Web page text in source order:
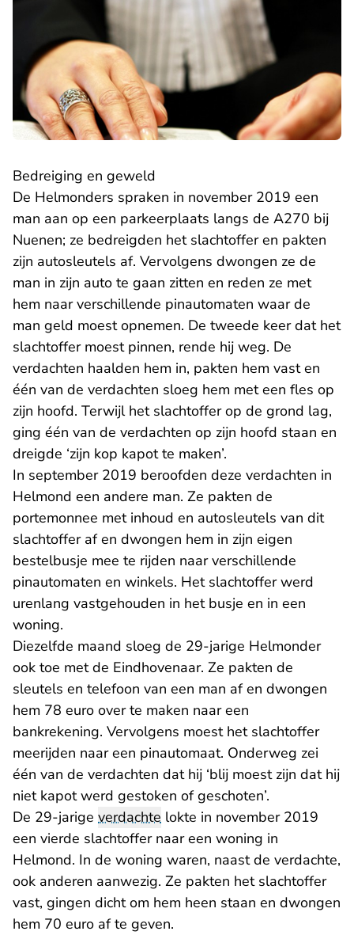
Bedreiging en geweld
De Helmonders spraken in november 2019 een
man aan op een parkeerplaats langs de A270 bij
Nuenen; ze bedreigden het slachtoffer en pakten
zijn autosleutels af. Vervolgens dwongen ze de
man in zijn auto te gaan zitten en reden ze met
hem naar verschillende pinautomaten waar de
man geld moest opnemen. De tweede keer dat het
slachtoffer moest pinnen, rende hij weg. De
verdachten haalden hem in, pakten hem vast en
één van de verdachten sloeg hem met een fles op
zijn hoofd. Terwijl het slachtoffer op de grond lag,
ging één van de verdachten op zijn hoofd staan en
dreigde ‘zijn kop kapot te maken’.
In september 2019 beroofden deze verdachten in
Helmond een andere man. Ze pakten de
portemonnee met inhoud en autosleutels van dit
slachtoffer af en dwongen hem in zijn eigen
bestelbusje mee te rijden naar verschillende
pinautomaten en winkels. Het slachtoffer werd
urenlang vastgehouden in het busje en in een
woning.
Diezelfde maand sloeg de 29-jarige Helmonder
ook toe met de Eindhovenaar. Ze pakten de
sleutels en telefoon van een man af en dwongen
hem 78 euro over te maken naar een
bankrekening. Vervolgens moest het slachtoffer
meerijden naar een pinautomaat. Onderweg zei
één van de verdachten dat hij ‘blij moest zijn dat hij
niet kapot werd gestoken of geschoten’.
De 29-jarige verdachte lokte in november 2019
een vierde slachtoffer naar een woning in
Helmond. In de woning waren, naast de verdachte,
ook anderen aanwezig. Ze pakten het slachtoffer
vast, gingen dicht om hem heen staan en dwongen
hem 70 euro af te geven.